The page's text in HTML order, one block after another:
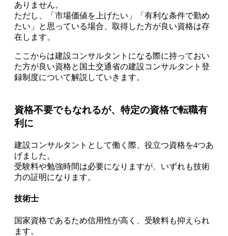
ありません。
ただし、「市場価値を上げたい」「有利な条件で勤め
たい」と思っている場合、取得した方が良い資格は存
在します。
ここからは建設コンサルタントになる際に持っておい
た方が良い資格と国土交通省の建設コンサルタント登
録制度について解説していきます。
資格不要でもなれるが、特定の資格で転職有
利に
建設コンサルタントとして働く際、役立つ資格を4つあ
げました。
受験料や勉強時間は必要になりますが、いずれも技術
力の証明になります。
技術士
国家資格であるため信用性が高く、受験料も抑えられ
ます。